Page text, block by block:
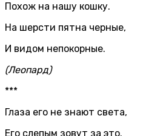
Похож на нашу кошку.
На шерсти пятна черные,
И видом непокорные.
(Леопард)
***
Глаза его не знают света,
Его слепым зовут за это.